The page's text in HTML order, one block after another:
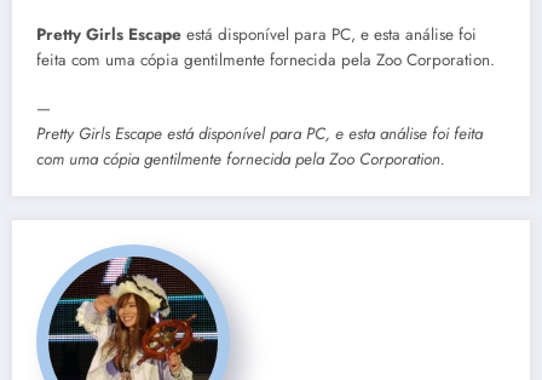
Pretty Girls Escape está disponível para PC, e esta análise foi
feita com uma cópia gentilmente fornecida pela Zoo Corporation.
—
Pretty Girls Escape está disponível para PC, e esta análise foi feita
com uma cópia gentilmente fornecida pela Zoo Corporation.